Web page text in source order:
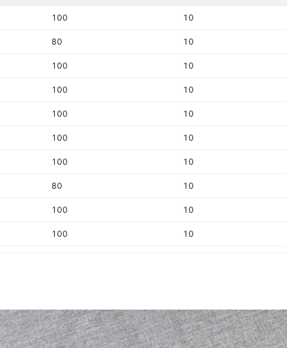
100 10
80 10
100 10
100 10
100 10
100 10
100 10
80 10
100 10
100 10
100 10